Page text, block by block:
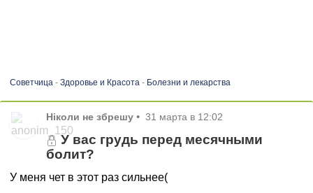
Советчица- Здоровье и Красота- Болезни и лекарства
Ніколи не збрешу • 31 марта в 12:02
У вас грудь перед месячными
болит?
У меня чет в этот раз сильнее(